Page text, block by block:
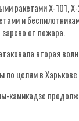
ракетами Х-101,
и
от пожара.
вторая
по целям в
камикадзе